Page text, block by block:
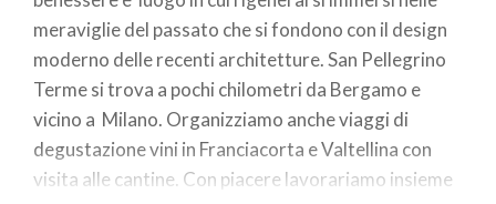
meraviglie del passato che si fondono con il design
moderno delle recenti architetture. San Pellegrino
Terme si trova a pochi chilometri da Bergamo e
vicino a Milano. Organizziamo anche viaggi di
degustazione vini in Franciacorta e Valtellina con
visita alle cantine. Con piacere lavorariamo insieme